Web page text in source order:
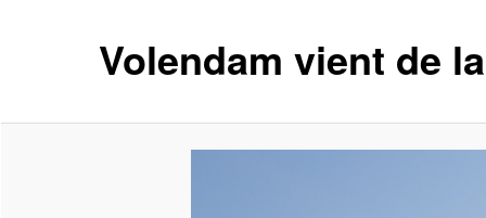
Volendam vient de